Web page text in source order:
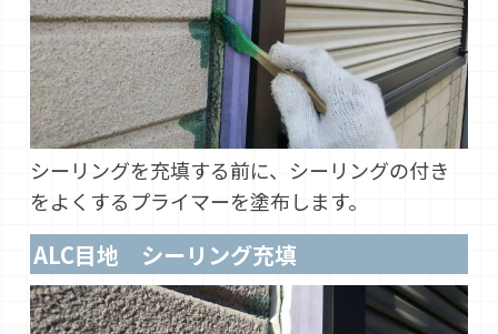
シーリングを充填する前に、シーリングの付き
をよくするプライマーを塗布します。
ALC目地 シーリング充填